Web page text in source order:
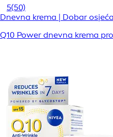
5(50)
Dnevna krema | Dobar
Q10 Power dnevna krema